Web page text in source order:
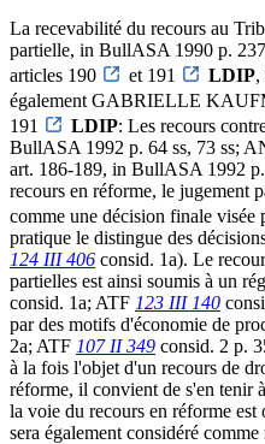
La recevabilité du recours au
partielle, in BullASA 1990 p. 237
articles 190
et 191 LDIP,
également GABRIELLE
191
LDIP: Les recours
BullASA 1992 p. 64 ss, 73 ss;
art. 186-189, in BullASA 1992
recours en réforme, le jugement
comme une décision finale visée
pratique le distingue des
124 III 406 consid. 1a). Le
partielles est ainsi soumis à un
consid. 1a; ATF 123 III 140
par des motifs d'économie de
2a; ATF 107 II 349 consid. 2 p.
à la fois l'objet d'un recours de
réforme, il convient de s'en tenir
la voie du recours en réforme
sera également considéré